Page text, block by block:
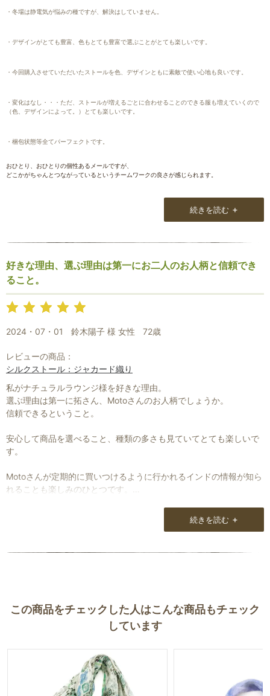
・冬場は静電気が悩みの種ですが、解決はしていません。
・デザインがとても豊富、色もとても豊富で選ぶことがとても楽しいです。
・今回購入させていただいたストールを色、デザインともに素敵で使い心地も良いです。
・変化はなし・・・ただ、ストールが増えるごとに合わせることのできる服も増えていくので
（色、デザインによって。）とても楽しいです。
・梱包状態等全てパーフェクトです。
おひとり、おひとりの個性あるメールですが、
どこかがちゃんとつながっているというチームワークの良さが感じられます。
続きを読む +
好きな理由、選ぶ理由は第一にお二人のお人柄と信頼でき
ること。
2024・07・01 鈴木陽子 様 女性 72歳
レビューの商品：
シルクストール：ジャカード織り
私がナチュラルラウンジ様を好きな理由。
選ぶ理由は第一に拓さん、Motoさんのお人柄でしょうか。
信頼できるということ。
安心して商品を選べること、種類の多さも見ていてとても楽しいで
す。
Motoさんが定期的に買いつけるように行かれるインドの情報が知ら
れることも楽しみのひとつです。
ナチュラルマガジンもいつもとても楽しみに拝読させていただいて
続きを読む +
この商品をチェックした人はこんな商品もチェック
しています